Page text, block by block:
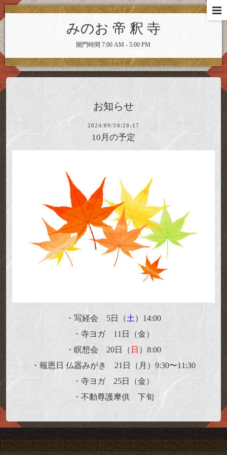
みのお 帝 釈 寺
開門時間 7:00 AM - 5:00 PM
お知らせ
2024/09/30/20:17
10月の予定
・写経会 5日（土 ）14:00
・寺ヨガ 11日（金）
・瞑想会 20日（ 日 ）8:00
・報恩日 仏器みがき 21日（月）9:30〜11:30
・寺ヨガ 25日（金）
・不動尊護摩供 下旬